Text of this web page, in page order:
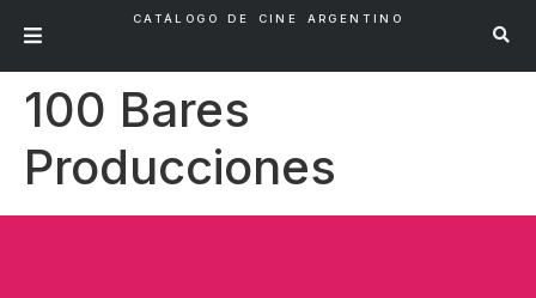
CATÁLOGO DE CINE ARGENTINO
100 Bares
Producciones